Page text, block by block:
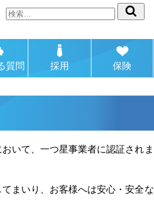
検
索:
質問 採用 保険
いて、一つ星事業者に認証されま
まいり、お客様へは安心・安全な